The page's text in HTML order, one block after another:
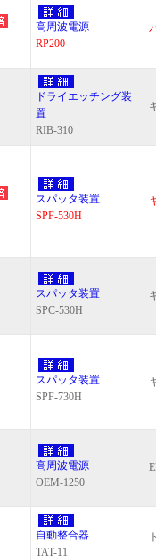
高周波電源
RP200
ドライエッチング装
置
RIB-310
スパッタ装置
SPF-530H
スパッタ装置
SPC-530H
スパッタ装置
SPF-730H
高周波電源
OEM-1250
自動整合器
TAT-11